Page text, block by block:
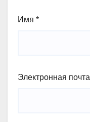
Имя *
Электронная почта